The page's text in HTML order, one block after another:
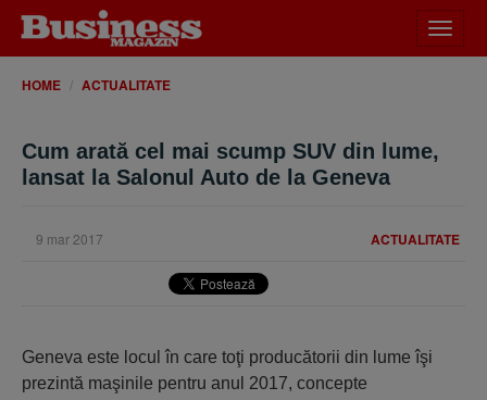
meniu
HOME ACTUALITATE
Cum arată cel mai scump SUV din lume,
lansat la Salonul Auto de la Geneva
ACTUALITATE
9 mar 2017
Geneva este locul în care toţi producătorii din lume îşi
prezintă maşinile pentru anul 2017, concepte